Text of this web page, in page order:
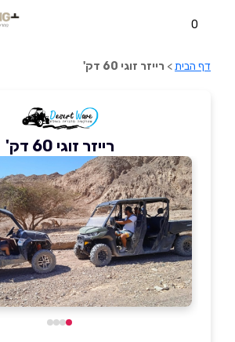
0
דף הבית> רייזר זוגי 60 דק'
רייזר זוגי 60 דק'